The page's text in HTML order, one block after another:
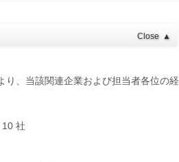
Close ▲
、当該関連企業および担当者各位の経
10 社